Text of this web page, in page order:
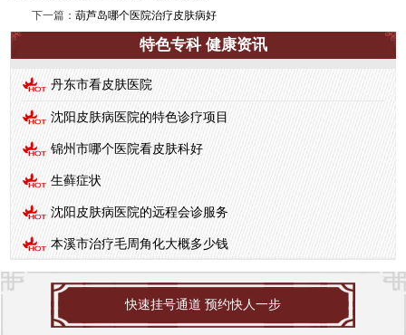
下一篇：葫芦岛哪个医院治疗皮肤病好
特色专科 健康资讯
丹东市看皮肤医院
沈阳皮肤病医院的特色诊疗项目
锦州市哪个医院看皮肤科好
生藓症状
沈阳皮肤病医院的远程会诊服务
本溪市治疗毛周角化大概多少钱
快速挂号通道 预约快人一步